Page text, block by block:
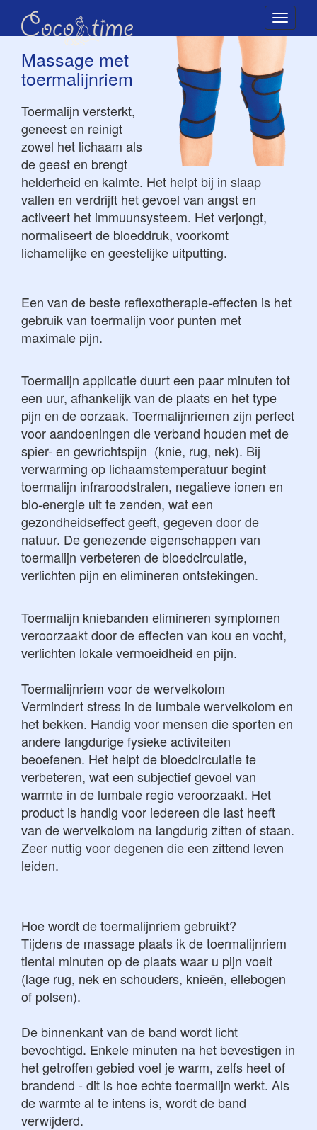
Toggle
Massage met
toermalijnriem
Toermalijn versterkt,
geneest en reinigt
zowel het lichaam als
de geest en brengt
helderheid en kalmte. Het helpt bij in slaap
vallen en verdrijft het gevoel van angst en
activeert het immuunsysteem. Het verjongt,
normaliseert de bloeddruk, voorkomt
lichamelijke en geestelijke uitputting.
Een van de beste reflexotherapie-effecten is het
gebruik van toermalijn voor punten met
maximale pijn.
Toermalijn applicatie duurt een paar minuten tot
een uur, afhankelijk van de plaats en het type
pijn en de oorzaak. Toermalijnriemen zijn perfect
voor aandoeningen die verband houden met de
spier- en gewrichtspijn (knie, rug, nek). Bij
verwarming op lichaamstemperatuur begint
toermalijn infraroodstralen, negatieve ionen en
bio-energie uit te zenden, wat een
gezondheidseffect geeft, gegeven door de
natuur. De genezende eigenschappen van
toermalijn verbeteren de bloedcirculatie,
verlichten pijn en elimineren ontstekingen.
Toermalijn kniebanden elimineren symptomen
veroorzaakt door de effecten van kou en vocht,
verlichten lokale vermoeidheid en pijn.
Toermalijnriem voor de wervelkolom
Vermindert stress in de lumbale wervelkolom en
het bekken. Handig voor mensen die sporten en
andere langdurige fysieke activiteiten
beoefenen. Het helpt de bloedcirculatie te
verbeteren, wat een subjectief gevoel van
warmte in de lumbale regio veroorzaakt. Het
product is handig voor iedereen die last heeft
van de wervelkolom na langdurig zitten of staan.
Zeer nuttig voor degenen die een zittend leven
leiden.
Hoe wordt de toermalijnriem gebruikt?
Tijdens de massage plaats ik de toermalijnriem
tiental minuten op de plaats waar u pijn voelt
(lage rug, nek en schouders, knieën, ellebogen
of polsen).
De binnenkant van de band wordt licht
bevochtigd. Enkele minuten na het bevestigen in
het getroffen gebied voel je warm, zelfs heet of
brandend - dit is hoe echte toermalijn werkt. Als
de warmte al te intens is, wordt de band
verwijderd.